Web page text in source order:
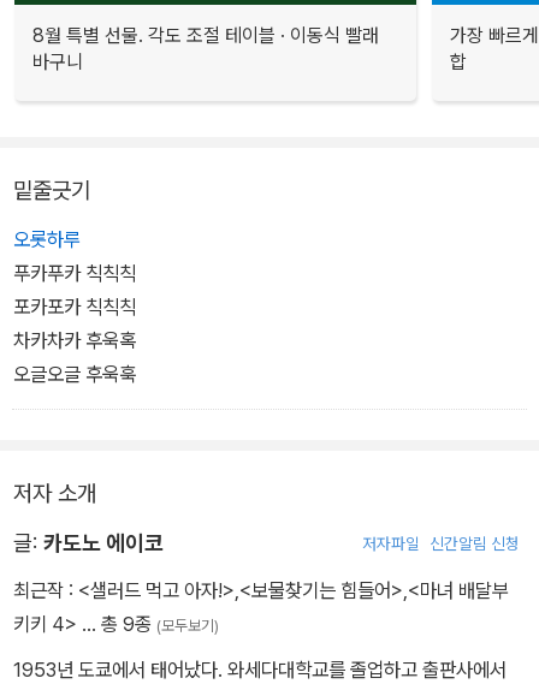
8월 특별 선물. 각도 조절 테이블 · 이동식 빨래
바구니
가장 빠르
합
밑줄긋기
오롯하루
푸카푸카 칙칙칙
포카포카 칙칙칙
차카차카 후욱혹
오글오글 후욱훅
저자 소개
글: 카도노 에이코 저자파일 신간알림 신청
최근작 : <샐러드 먹고 아자!>,<보물찾기는 힘들어>,<마녀 배달부
키키 4> … 총 9종 (모두보기)
1953년 도쿄에서 태어났다. 와세다대학교를 졸업하고 출판사에서